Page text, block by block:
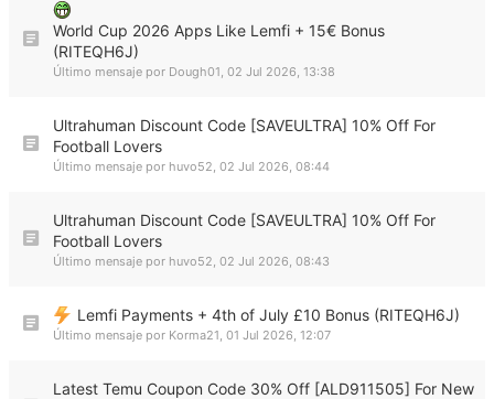
World Cup 2026 Apps Like Lemfi + 15€ Bonus
(RITEQH6J)
Último mensaje por Dough01, 02 Jul 2026, 13:38
Ultrahuman Discount Code [SAVEULTRA] 10% Off For
Football Lovers
Último mensaje por huvo52, 02 Jul 2026, 08:44
Ultrahuman Discount Code [SAVEULTRA] 10% Off For
Football Lovers
Último mensaje por huvo52, 02 Jul 2026, 08:43
Lemfi Payments + 4th of July £10 Bonus (RITEQH6J)
Último mensaje por Korma21, 01 Jul 2026, 12:07
Latest Temu Coupon Code 30% Off [ALD911505] For New